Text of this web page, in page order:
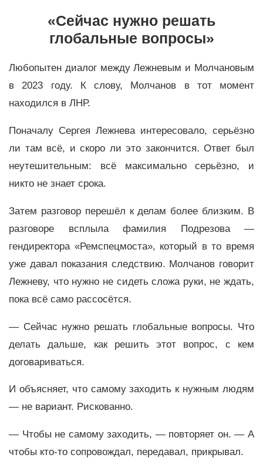
«Сейчас нужно решать
глобальные вопросы»
Любопытен диалог между Лежневым и Молчановым
в 2023 году. К слову, Молчанов в тот момент
находился в ЛНР.
Поначалу Сергея Лежнева интересовало, серьёзно
ли там всё, и скоро ли это закончится. Ответ был
неутешительным: всё максимально серьёзно, и
никто не знает срока.
Затем разговор перешёл к делам более близким. В
разговоре всплыла фамилия Подрезова —
гендиректора «Ремспецмоста», который в то время
уже давал показания следствию. Молчанов говорит
Лежневу, что нужно не сидеть сложа руки, не ждать,
пока всё само рассосётся.
— Сейчас нужно решать глобальные вопросы. Что
делать дальше, как решить этот вопрос, с кем
договариваться.
И объясняет, что самому заходить к нужным людям
— не вариант. Рискованно.
— Чтобы не самому заходить, — повторяет он. — А
чтобы кто-то сопровождал, передавал, прикрывал.